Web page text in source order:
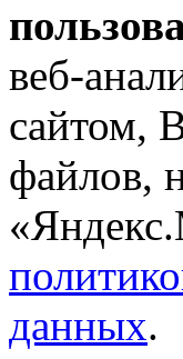
веб-
сайтом,
файлов,
данных.